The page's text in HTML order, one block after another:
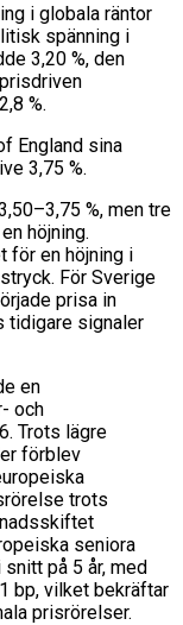
i globala räntor
spänning i
3,20 %, den
%.
England sina
3,75 %.
%, men tre
höjning.
för en höjning i
För Sverige
prisa in
tidigare signaler
en
och
Trots lägre
förblev
trots
seniora
på 5 år, med
bp, vilket bekräftar
prisrörelser.